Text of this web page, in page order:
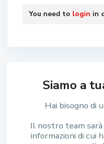
You need to login in
Siamo a
Hai bisogno di
Il nostro team
informazioni di cui